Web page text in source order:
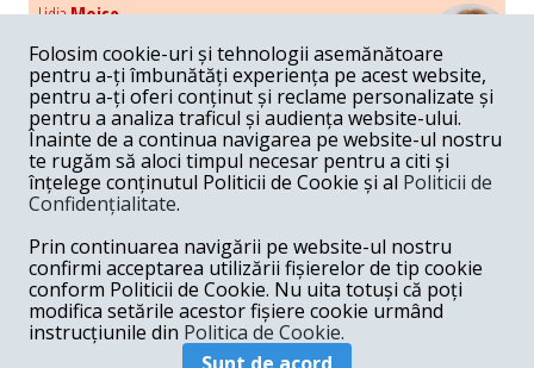
LidiaMoise
Costurile economice ale haosului politic
Opinii / Economia nu poate rezista cu retorica falsă a
susținerii intereselor poporului, care, de fapt, ascunde
obsesia menținerii privilegiilor și a averilor unor caste.
Melania Cincea
Noi puseuri de xenofobie din partea românilor
„neaoși”
Periodic, în spațiul public sunt voci care lansează
mesaje xenofobe la adresa câte unui politician care deranjează un
anumit grup politico-mediatic, într-un anumit moment.
ArmandGosu
Unirea cu Moldova: modele istorice
Unirea cu Moldova depinde de intensitatea
Folosim cookie-uri și tehnologii asemănătoare
pentru a-ți îmbunătăți experiența pe acest website,
pentru a-ți oferi conținut și reclame personalizate și
pentru a analiza traficul și audiența website-ului.
Înainte de a continua navigarea pe website-ul nostru
te rugăm să aloci timpul necesar pentru a citi și
înțelege conținutul Politicii de Cookie și al Politicii de
Confidențialitate.
Prin continuarea navigării pe website-ul nostru
confirmi acceptarea utilizării fișierelor de tip cookie
conform Politicii de Cookie. Nu uita totuși că poți
modifica setările acestor fișiere cookie urmând
instrucțiunile din Politica de Cookie.